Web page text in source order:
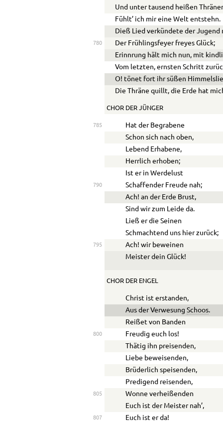
Und unter tausend heißen
Fühlt’ ich mir eine Welt entstehn.
Dieß Lied verkündete der Jugend
780
Der Frühlingsfeyer freyes Glück;
Erinnrung hält mich nun, mit
Vom letzten, ernsten Schritt
O! tönet fort ihr süßen
Die Thräne quillt, die Erde hat
CHOR DER JÜNGER
785
Hat der Begrabene
Schon sich nach oben,
Lebend Erhabene,
Herrlich erhoben;
Ist er in Werdelust
790
Schaffender Freude nah;
Ach! an der Erde Brust,
Sind wir zum Leide da.
Ließ er die Seinen
Schmachtend uns hier zurück;
795
Ach! wir beweinen
Meister dein Glück!
CHOR DER ENGEL
Christ ist erstanden,
Aus der VerwesungSchoos.
Reißet von Banden
800
Freudig euch los!
Thätig ihn preisenden,
Liebe beweisenden,
Brüderlich speisenden,
Predigend reisenden,
805
Wonne verheißenden
Euch ist der Meister nah’,
807 Euch ist er da!